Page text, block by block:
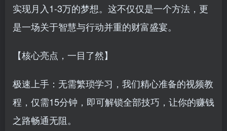
实现月入1-3万的梦想。这不仅仅是一个方法，更
是一场关于智慧与行动并重的财富盛宴。
【核心亮点，一目了然】
极速上手：无需繁琐学习，我们精心准备的视频教
程，仅需15分钟，即可解锁全部技巧，让你的赚钱
之路畅通无阻。